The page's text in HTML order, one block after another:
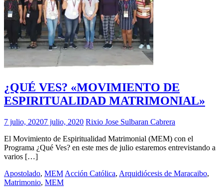
¿QUÉ VES? «MOVIMIENTO DE
ESPIRITUALIDAD MATRIMONIAL»
7 julio, 20207 julio, 2020 Rixio Jose Sulbaran Cabrera
El Movimiento de Espiritualidad Matrimonial (MEM) con el
Programa ¿Qué Ves? en este mes de julio estaremos entrevistando a
varios […]
Apostolado, MEM Acción Católica, Arquidiócesis de Maracaibo,
Matrimonio, MEM